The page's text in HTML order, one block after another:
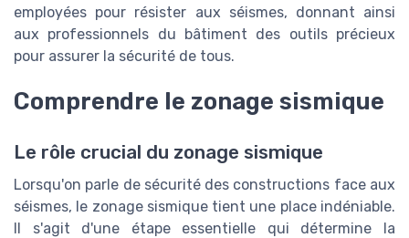
employées pour résister aux séismes, donnant ainsi
aux professionnels du bâtiment des outils précieux
pour assurer la sécurité de tous.
Comprendre le zonage sismique
Le rôle crucial du zonage sismique
Lorsqu'on parle de sécurité des constructions face aux
séismes, le zonage sismique tient une place indéniable.
Il s'agit d'une étape essentielle qui détermine la